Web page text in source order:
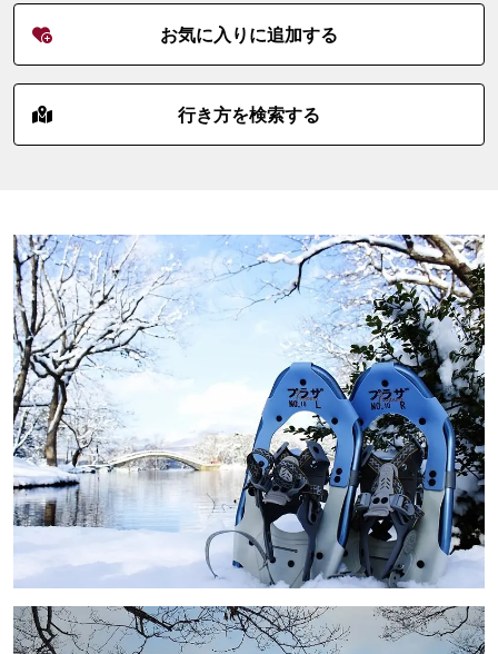
お気に入りに追加する
行き方を検索する